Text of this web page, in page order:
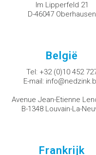
Im Lipperfeld 21
D-46047 Oberhausen
België
Tel: +32 (0)10 452
E-mail:
Avenue Jean-Etienne
B-1348 Louvain-La-
Frankrijk